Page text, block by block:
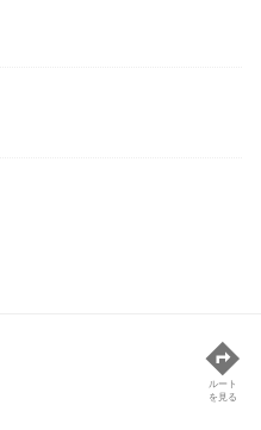
ルート
を見る